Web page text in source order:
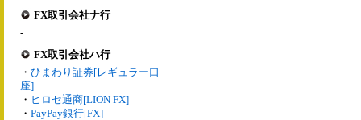
FX取引会社ナ行
-
FX取引会社ハ行
・ ひまわり証券[レギュラー口
座]
・ ヒロセ通商[LION FX]
・ PayPay銀行[FX]